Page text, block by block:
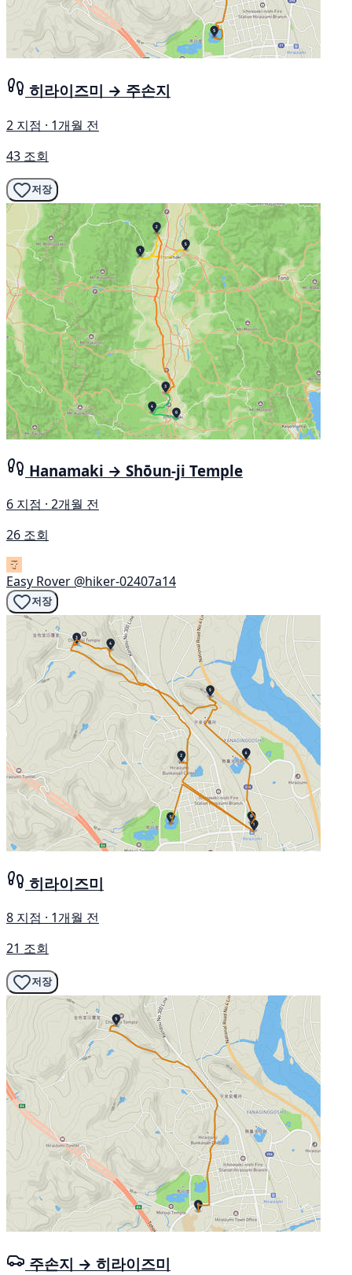
히라이즈미 → 주손지
2 지점 · 1개월 전
43 조회
저장
Hanamaki → Shōun-ji Temple
6 지점 · 2개월 전
26 조회
Easy Rover @hiker-02407a14
저장
히라이즈미
8 지점 · 1개월 전
21 조회
저장
주손지 → 히라이즈미